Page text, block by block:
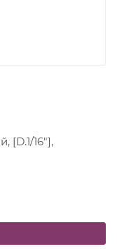
[D.1/16"],